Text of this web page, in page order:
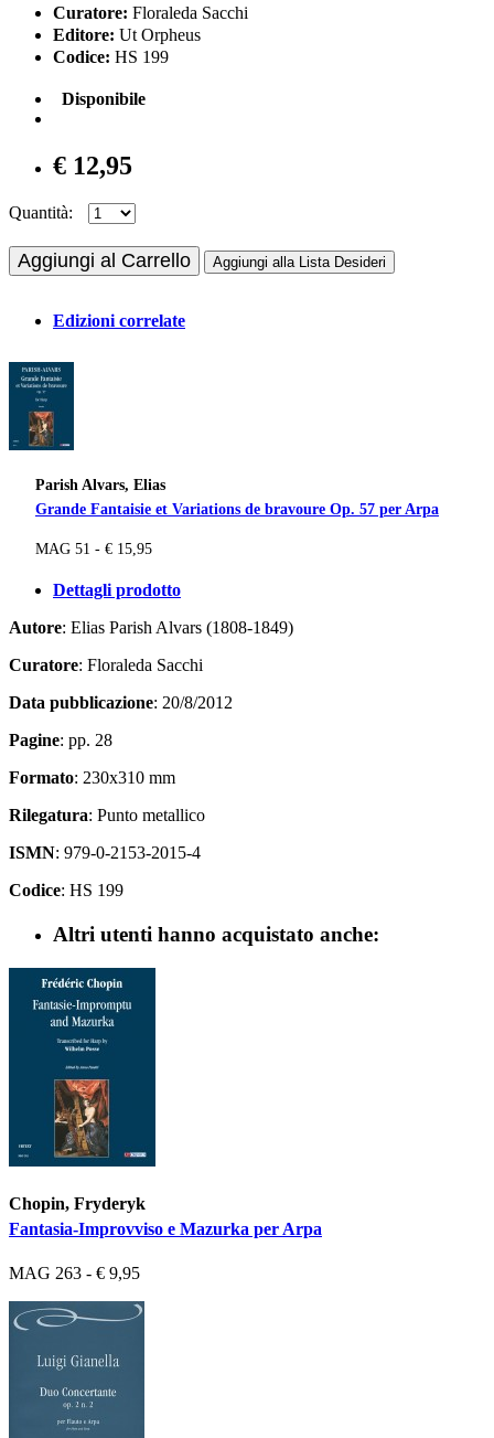
Curatore: Floraleda Sacchi
Editore: Ut Orpheus
Codice: HS 199
Disponibile
€ 12,95
Quantità:
Aggiungi al Carrello Aggiungi alla Lista Desideri
Edizioni correlate
Parish Alvars, Elias
Grande Fantaisie et Variations de bravoure Op. 57 per Arpa
MAG 51 - € 15,95
Dettagli prodotto
Autore: Elias Parish Alvars (1808-1849)
Curatore: Floraleda Sacchi
Data pubblicazione: 20/8/2012
Pagine: pp. 28
Formato: 230x310 mm
Rilegatura: Punto metallico
ISMN: 979-0-2153-2015-4
Codice: HS 199
Altri utenti hanno acquistato anche:
Chopin, Fryderyk
Fantasia-Improvviso e Mazurka per Arpa
MAG 263 - € 9,95